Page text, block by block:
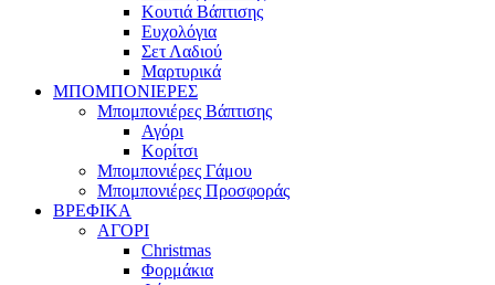
Κουτιά Βάπτισης
Ευχολόγια
Σετ Λαδιού
Μαρτυρικά
ΜΠΟΜΠΟΝΙΕΡΕΣ
Μπομπονιέρες Βάπτισης
Αγόρι
Κορίτσι
Μπομπονιέρες Γάμου
Μπομπονιέρες Προσφοράς
ΒΡΕΦΙΚΑ
ΑΓΟΡΙ
Christmas
Φορμάκια